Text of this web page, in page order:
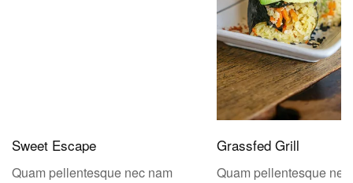
Sweet Escape
Quam pellentesque nec nam
Grassfed Grill
Quam pellentesque nec